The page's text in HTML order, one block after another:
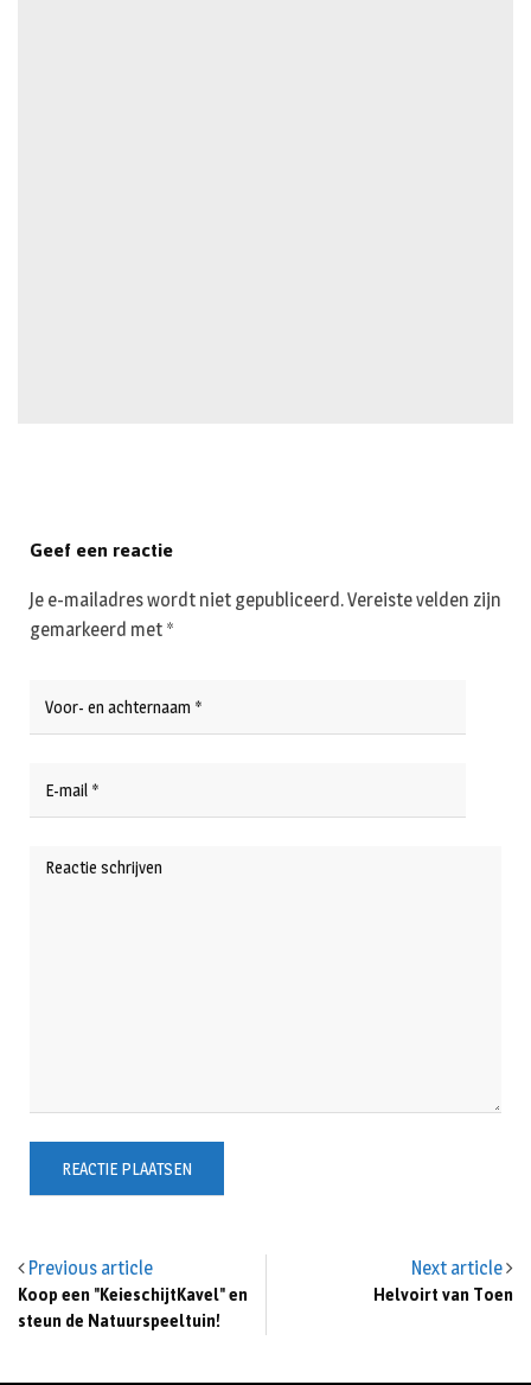
Previous article
Koop een "KeieschijtKavel" en
steun de Natuurspeeltuin!
Next article
Helvoirt van Toen
Geef een reactie
Je e-mailadres wordt niet gepubliceerd.Vereiste velden zijn
gemarkeerd met *